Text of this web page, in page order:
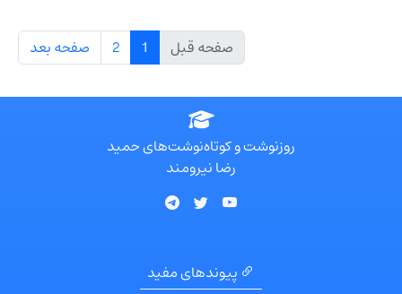
صفحه قبل 1
2 صفحه بعد
روزنوشت و کوتاه‌نوشت‌های حمید
رضا نیرومند
پیوندهای مفید